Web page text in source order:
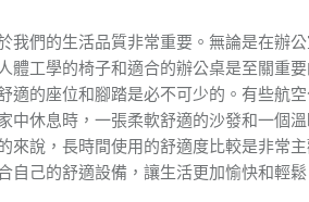
我們的生活品質非常重要。無論是在辦
體工學的椅子和適合的辦公桌是至關重
適的座位和腳踏是必不可少的。有些航
中休息時，一張柔軟舒適的沙發和一個
來說，長時間使用的舒適度比較是非常
自己的舒適設備，讓生活更加愉快和輕鬆